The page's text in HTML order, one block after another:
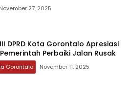
November 27, 2025
DPRD Kota Gorontalo Apresiasi
Perbaiki Jalan Rusak
Gorontalo November 11, 2025